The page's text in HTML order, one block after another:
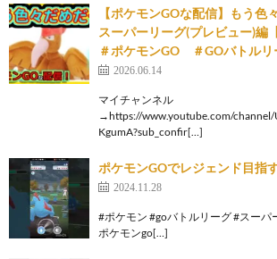
【ポケモンGOな配信】もう色
スーパーリーグ(プレビュー)編
＃ポケモンGO ＃GOバトルリ
2026.06.14
マイチャンネル
→https://www.youtube.com/channel/
KgumA?sub_confir[…]
ポケモンGOでレジェンド目指
2024.11.28
#ポケモン #goバトルリーグ #スーパ
ポケモンgo[…]